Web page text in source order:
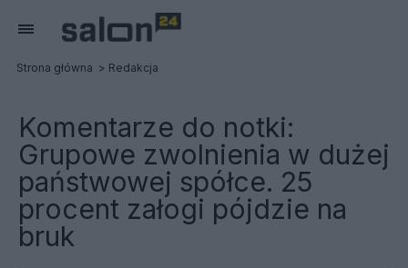
Strona główna Redakcja
Komentarze do notki:
Grupowe zwolnienia w dużej
państwowej spółce. 25
procent załogi pójdzie na
bruk